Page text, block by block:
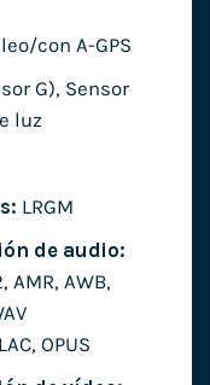
con A-GPS
G), Sensor
luz
LRGM
de audio:
AMR, AWB,
OPUS